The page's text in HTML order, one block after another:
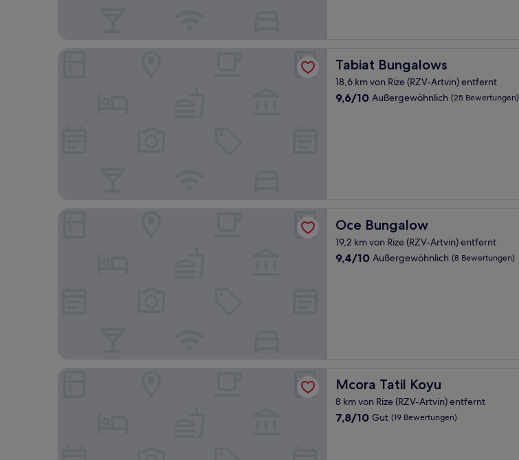
Tabiat Bungalows
Tabiat Bungalows
18,6 km von Rize (RZV-Artvin) entfernt
9.6
9,6/10 Außergewöhnlich (25 Bewertungen)
Oce Bungalow
Oce Bungalow
19,2 km von Rize (RZV-Artvin) entfernt
9.4
9,4/10 Außergewöhnlich (8 Bewertungen)
Oce Bungalow
Mcora Tatil Koyu
Mcora Tatil Koyu
8 km von Rize (RZV-Artvin) entfernt
7.8
7,8/10 Gut (19 Bewertungen)